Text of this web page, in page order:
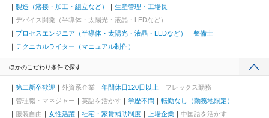
製造（溶接・加工・組立など）
生産管理・工場長
デバイス開発（半導体・太陽光・液晶・LEDなど）
プロセスエンジニア（半導体・太陽光・液晶・LEDなど）
整備士
テクニカルライター（マニュアル制作）
ほかのこだわり条件で探す
第二新卒歓迎 外資系企業 年間休日120日以上
フレックス勤務
管理職・マネジャー
英語を活かす 学歴不問
転勤なし（勤務地限定）
服装自由
女性活躍 社宅・家賃補助制度 上場企業
中国語を活かす